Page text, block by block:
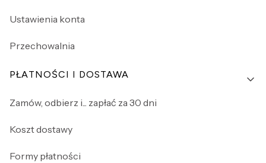
Ustawienia konta
Przechowalnia
PŁATNOŚCI I DOSTAWA
Zamów, odbierz i... zapłać za 30 dni
Koszt dostawy
Formy płatności